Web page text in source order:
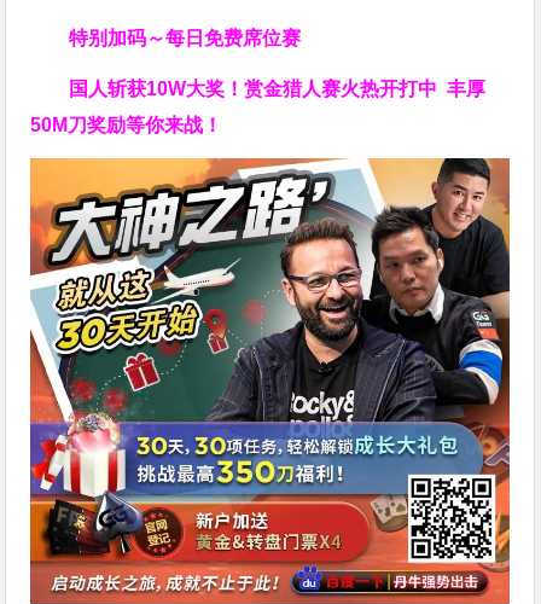
特别加码～每日免费席位赛
国人斩获10W大奖！赏金猎人赛火热开打中 丰厚
50M刀奖励等你来战！